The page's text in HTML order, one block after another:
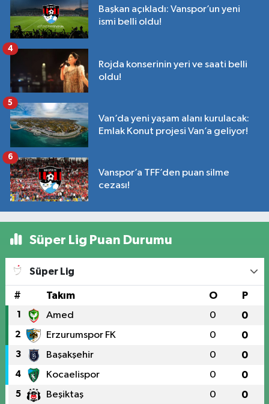
Başkan açıkladı: Vanspor’un yeni
ismi belli oldu!
Rojda konserinin yeri ve saati belli
oldu!
4
Van’da yeni yaşam alanı kurulacak:
Emlak Konut projesi Van’a geliyor!
5
Vanspor’a TFF’den puan silme
cezası!
6
Süper Lig Puan Durumu
Süper Lig
# Takım O P
1 Amed 0 0
2 Erzurumspor FK 0 0
3 Başakşehir 0 0
4 Kocaelispor 0 0
5 Beşiktaş 0 0